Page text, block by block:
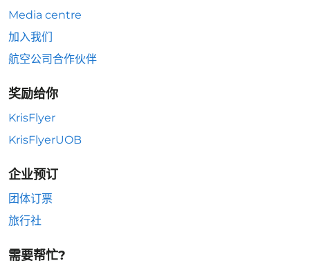
Media centre
加入我们
航空公司合作伙伴
奖励给你
KrisFlyer
KrisFlyerUOB
企业预订
团体订票
旅行社
需要帮忙?